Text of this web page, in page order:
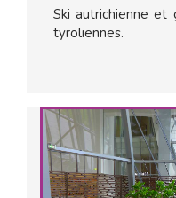
Ski autrichienne et
tyroliennes.